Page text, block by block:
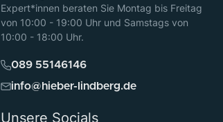
Expert*innen beraten Sie Montag bis Freitag
von 10:00 - 19:00 Uhr und Samstags von
10:00 - 18:00 Uhr.
089 55146146
info@hieber-lindberg.de
Unsere Socials